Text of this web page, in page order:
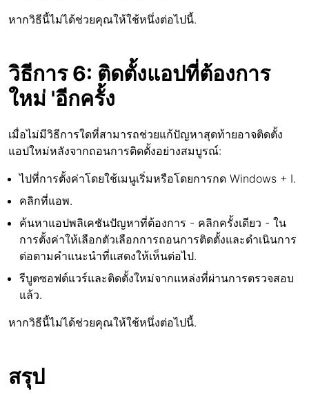
หากวิธีนี้ไม่ได้ช่วยคุณให้ใช้หนึ่งต่อไปนี้.
วิธีการ 6: ติดตั้งแอปที่ต้องการ
ใหม่ 'อีกครั้ง
เมื่อไม่มีวิธีการใดที่สามารถช่วยแก้ปัญหาสุดท้ายอาจติดตั้ง
แอปใหม่หลังจากถอนการติดตั้งอย่างสมบูรณ์:
ไปที่การตั้งค่าโดยใช้เมนูเริ่มหรือโดยการกด Windows + I.
คลิกที่แอพ.
ค้นหาแอปพลิเคชันปัญหาที่ต้องการ - คลิกครั้งเดียว - ใน
การตั้งค่าให้เลือกตัวเลือกการถอนการติดตั้งและดำเนินการ
ต่อตามคำแนะนำที่แสดงให้เห็นต่อไป.
รีบูตซอฟต์แวร์และติดตั้งใหม่จากแหล่งที่ผ่านการตรวจสอบ
แล้ว.
หากวิธีนี้ไม่ได้ช่วยคุณให้ใช้หนึ่งต่อไปนี้.
สรุป